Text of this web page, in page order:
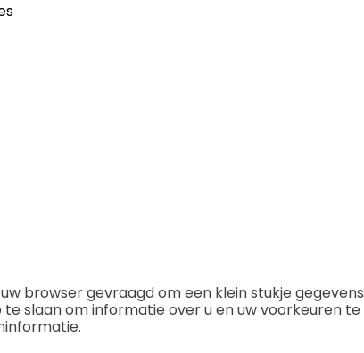
browser gevraagd om een klein stukje gegevens
slaan om informatie over u en uw voorkeuren te